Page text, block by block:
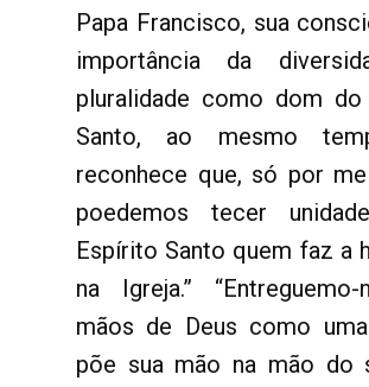
Papa Francisco, sua
importância da
pluralidade como dom
Santo, ao mesmo
reconhece que, só por
poedemos tecer
Espírito Santo quem faz a
na Igreja.”
mãos de Deus como
põe sua mão na mão do